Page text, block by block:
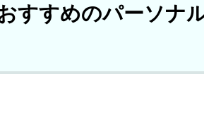
すすめのパーソナ